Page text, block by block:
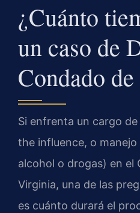
¿Cuánto
un caso de
Condado
Si enfrenta un cargo
the influence, o
alcohol o drogas) en el
Virginia, una de las
es cuánto durará el